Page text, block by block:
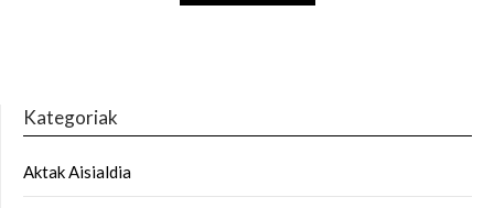
Kategoriak
Aktak Aisialdia